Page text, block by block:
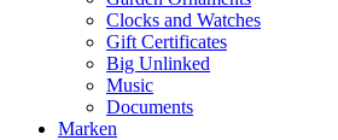
Clocks and Watches
Gift Certificates
Big Unlinked
Music
Documents
Marken